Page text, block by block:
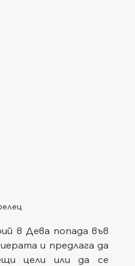
в Дева попада във
и предлага да
цели или да се